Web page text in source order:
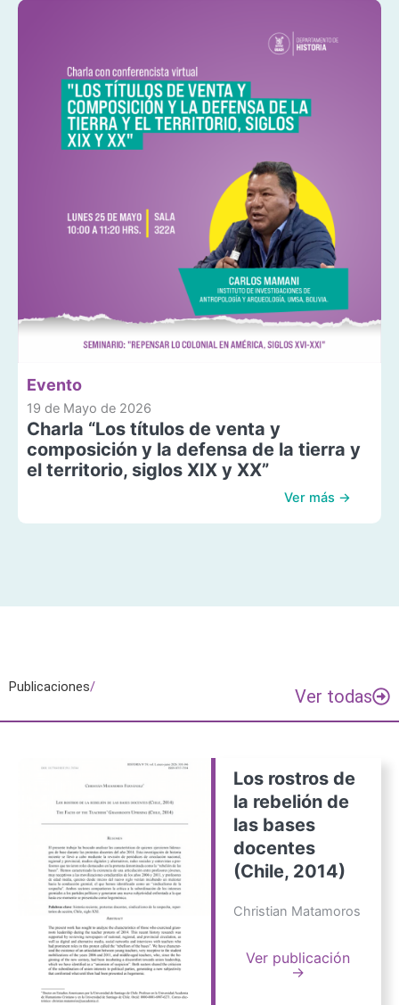
Evento
19 de Mayo de 2026
Charla “Los títulos de venta y
composición y la defensa de la tierra y
el territorio, siglos XIX y XX”
Ver más →
Publicaciones/ Ver todas
Los rostros de
la rebelión de
las bases
docentes
(Chile, 2014)
Christian Matamoros
Ver publicación
→